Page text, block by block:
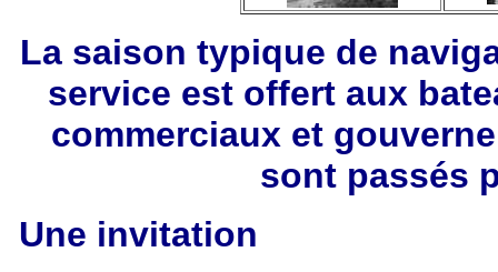
La saison typique de
service est offert aux
commerciaux et
sont passés
Une invitation